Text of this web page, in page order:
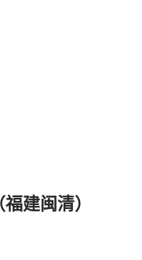
建闽清）